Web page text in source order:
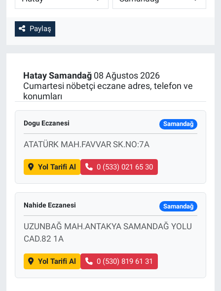
Paylaş
Hatay Samandağ08 Ağustos 2026
Cumartesi nöbetçi eczane adres, telefon ve
konumları
Dogu Eczanesi Samandağ
ATATÜRK MAH.FAVVAR SK.NO:7A
Yol Tarifi Al 0 (533) 021 65 30
Nahide Eczanesi Samandağ
UZUNBAĞ MAH.ANTAKYA SAMANDAĞ YOLU
CAD.82 1A
Yol Tarifi Al 0 (530) 819 61 31